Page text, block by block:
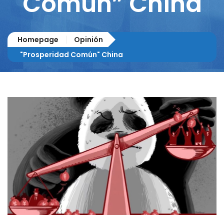
Homepage
Opinión
"Prosperidad Común" China